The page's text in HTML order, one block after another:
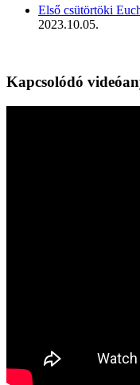
Első csütörtöki
2023.10.05.
Kapcsolódó